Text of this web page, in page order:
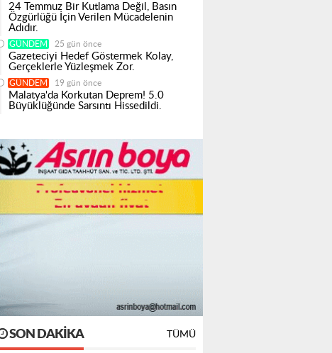
24 Temmuz Bir Kutlama Değil, Basın
Özgürlüğü İçin Verilen Mücadelenin
Adıdır.
GÜNDEM 25 gün önce
Gazeteciyi Hedef Göstermek Kolay,
Gerçeklerle Yüzleşmek Zor.
GÜNDEM 19 gün önce
Malatya'da Korkutan Deprem! 5.0
Büyüklüğünde Sarsıntı Hissedildi.
SON DAKIKA TÜMÜ